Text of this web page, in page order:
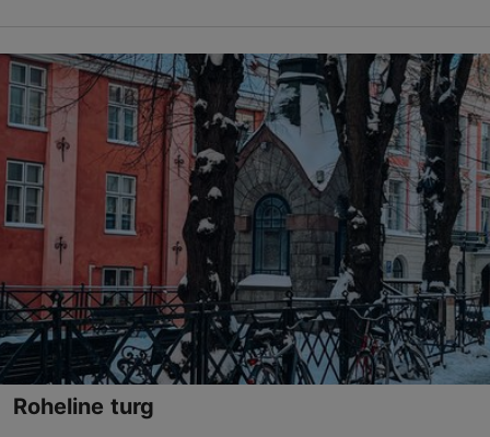
Rüütli tn 2, Tallinn
Vanalinn
01.01–31.12
TripAdvisor Traveler hinnang
põhineb296 hinnangul
Loe rohkem arvustusi TripAdvisorist
Roheline turg